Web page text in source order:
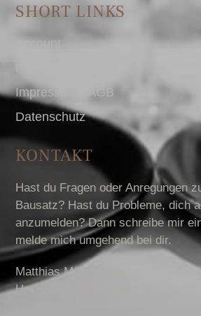
SHORT LINKS
Account
Impressum I AGB
Datenschutz
KONTAKT
Hast du Fragen oder Anregungen
Bausatz? Hast du Probleme, dich
anzumelden? Dann schreibe mir
melde mich umgehend bei dir.
Matthias Müller-Krey
Hochzeitsrede-Bausatz